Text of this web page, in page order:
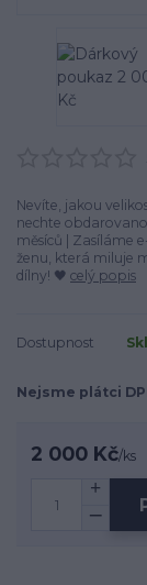
Nevíte, jakou
nechte
měsíců | Zasíláme
ženu, která miluje
dílny! 🖤 celý popis
Dostupnost
Nejsme plátci
2 000 Kč/ks